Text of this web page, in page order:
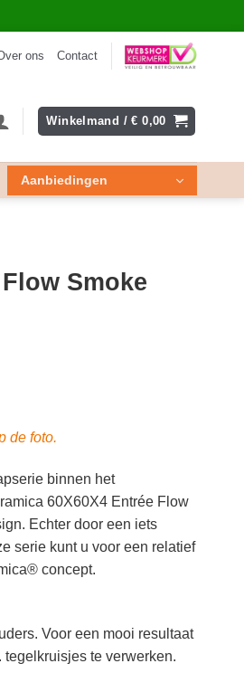
ons Contact
Winkelmand /€ 0,00
Aanbiedingen
Smoke
de foto.
binnen het
60X60X4 Entrée Flow
Echter door een iets
serie kunt u voor een relatief
concept.
Voor een mooi resultaat
tegelkruisjes te verwerken.